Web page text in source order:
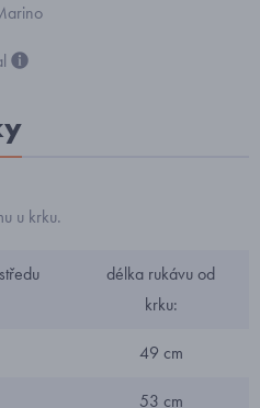
u krku.
délka rukávu od
krku:
49 cm
53 cm